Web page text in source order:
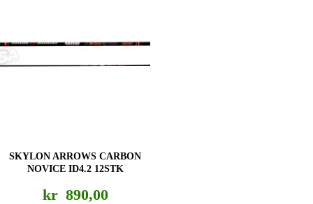
SKYLON ARROWS CARBON
NOVICE ID4.2 12STK
kr 890,00